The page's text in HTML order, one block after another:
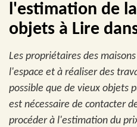
l'estimation de
objets à Lire
Les propriétaires des
l'espace et à réaliser des
possible que de vieux objets
est nécessaire de contacter
procéder à l'estimation du